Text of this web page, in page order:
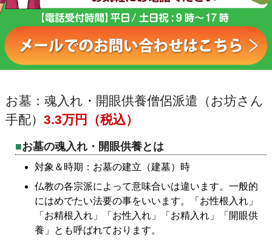
お墓：魂入れ・開眼供養僧侶派遣（お坊さん
手配） 3.3万円（税込）
お墓の魂入れ・開眼供養とは
対象＆時期：お墓の建立（建墓）時
仏教の各宗派によって意味合いは違います。一般的
にはめでたい法要の事をいいます。「お性根入れ」
「お精根入れ」「お性入れ」「お精入れ」「開眼供
養」とも呼ばれております。